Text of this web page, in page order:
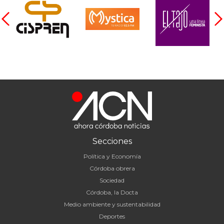
Secciones
Política y Economía
Córdoba obrera
Sociedad
Córdoba, la Docta
Medio ambiente y sustentabilidad
Deportes